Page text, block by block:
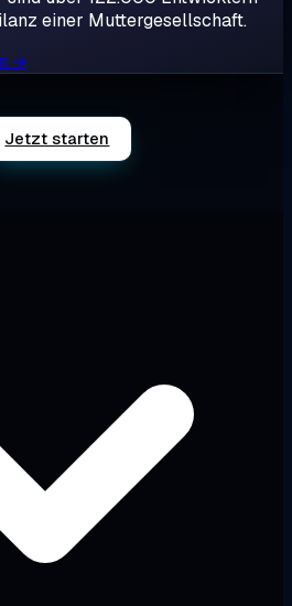
einer Muttergesellschaft.
→
Jetzt starten